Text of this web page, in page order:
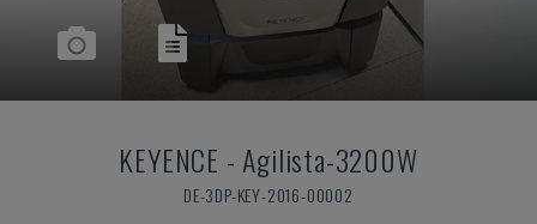
KEYENCE - Agilista-3200W
DE-3DP-KEY-2016-00002